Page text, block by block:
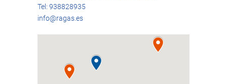
Tel: 938828935
info@ragas.es